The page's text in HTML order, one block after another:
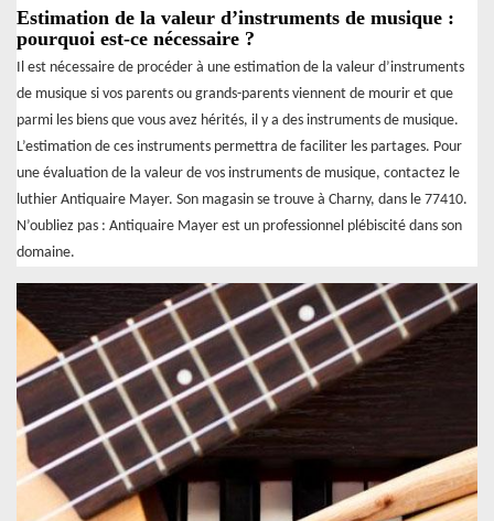
Estimation de la valeur d’instruments de musique :
pourquoi est-ce nécessaire ?
Il est nécessaire de procéder à une estimation de la valeur d’instruments
de musique si vos parents ou grands-parents viennent de mourir et que
parmi les biens que vous avez hérités, il y a des instruments de musique.
L’estimation de ces instruments permettra de faciliter les partages. Pour
une évaluation de la valeur de vos instruments de musique, contactez le
luthier Antiquaire Mayer. Son magasin se trouve à Charny, dans le 77410.
N’oubliez pas : Antiquaire Mayer est un professionnel plébiscité dans son
domaine.